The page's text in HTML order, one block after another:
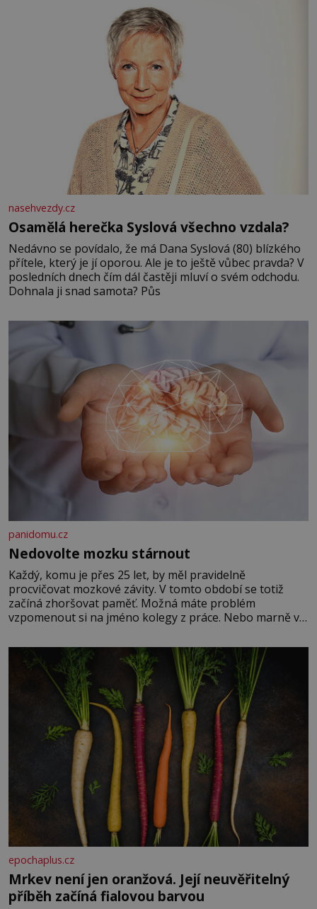
nasehvezdy.cz
Osamělá herečka Syslová všechno vzdala?
Nedávno se povídalo, že má Dana Syslová (80) blízkého
přítele, který je jí oporou. Ale je to ještě vůbec pravda? V
posledních dnech čím dál častěji mluví o svém odchodu.
Dohnala ji snad samota? Půs
panidomu.cz
Nedovolte mozku stárnout
Každý, komu je přes 25 let, by měl pravidelně
procvičovat mozkové závity. V tomto období se totiž
začíná zhoršovat paměť. Možná máte problém
vzpomenout si na jméno kolegy z práce. Nebo marně v
Je to opravdu tak, s věkem jako kdyby se paměť
rozhodla stávkovat. Cvičte
epochaplus.cz
Mrkev není jen oranžová. Její neuvěřitelný
příběh začíná fialovou barvou